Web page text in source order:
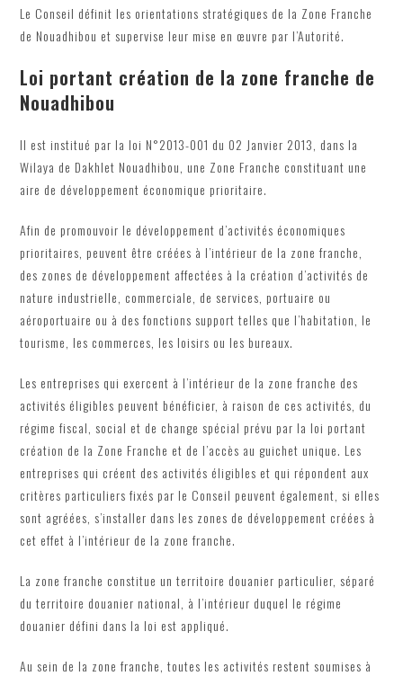
Le Conseil définit les orientations stratégiques de la Zone Franche
de Nouadhibou et supervise leur mise en œuvre par l’Autorité.
Loi portant création de la zone franche de
Nouadhibou
Il est institué par la loi N°2013-001 du 02 Janvier 2013, dans la
Wilaya de Dakhlet Nouadhibou, une Zone Franche constituant une
aire de développement économique prioritaire.
Afin de promouvoir le développement d’activités économiques
prioritaires, peuvent être créées à l’intérieur de la zone franche,
des zones de développement affectées à la création d’activités de
nature industrielle, commerciale, de services, portuaire ou
aéroportuaire ou à des fonctions support telles que l’habitation, le
tourisme, les commerces, les loisirs ou les bureaux.
Les entreprises qui exercent à l’intérieur de la zone franche des
activités éligibles peuvent bénéficier, à raison de ces activités, du
régime fiscal, social et de change spécial prévu par la loi portant
création de la Zone Franche et de l’accès au guichet unique. Les
entreprises qui créent des activités éligibles et qui répondent aux
critères particuliers fixés par le Conseil peuvent également, si elles
sont agréées, s’installer dans les zones de développement créées à
cet effet à l’intérieur de la zone franche.
La zone franche constitue un territoire douanier particulier, séparé
du territoire douanier national, à l’intérieur duquel le régime
douanier défini dans la loi est appliqué.
Au sein de la zone franche, toutes les activités restent soumises à